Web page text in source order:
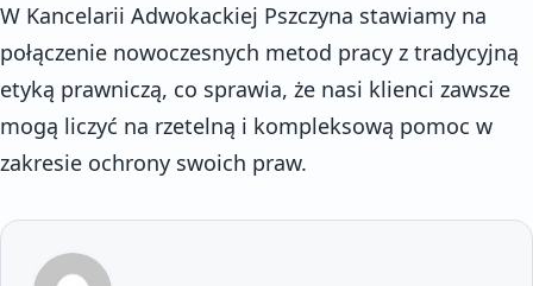
W Kancelarii Adwokackiej Pszczyna stawiamy na
połączenie nowoczesnych metod pracy z tradycyjną
etyką prawniczą, co sprawia, że nasi klienci zawsze
mogą liczyć na rzetelną i kompleksową pomoc w
zakresie ochrony swoich praw.